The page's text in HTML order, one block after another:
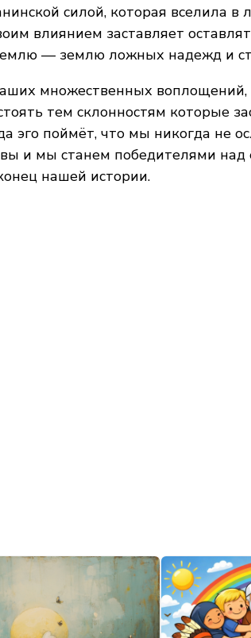
силой, которая вселила в
влиянием заставляет
— землю ложных надежд и
множественных
тем склонностям которые
эго поймёт, что мы никогда не
и мы станем победителями над
нашей истории.